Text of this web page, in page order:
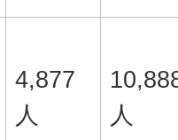
4,877
人
人